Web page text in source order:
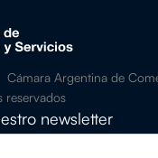
Argentina de
reservados
newsletter